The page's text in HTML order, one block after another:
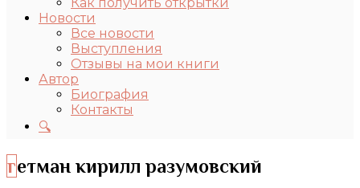
Новости
Все новости
Выступления
Отзывы на мои книги
Автор
Биография
Контакты
🔍
гетман кирилл разумовский